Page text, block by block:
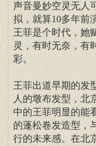
声音曼妙空灵无人
拟，就算10多年前
王菲是个时代，她
灵，有时无奈，有
彩。
王菲出道早期的发
人的墩布发型，北
中的王菲明显的能
的蓬松卷发造型，
行的未来感。在北